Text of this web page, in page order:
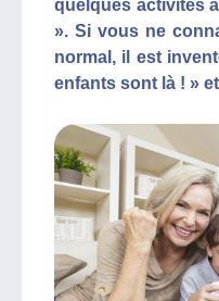
quelques activités
». Si vous ne
normal, il est
enfants sont là ! »